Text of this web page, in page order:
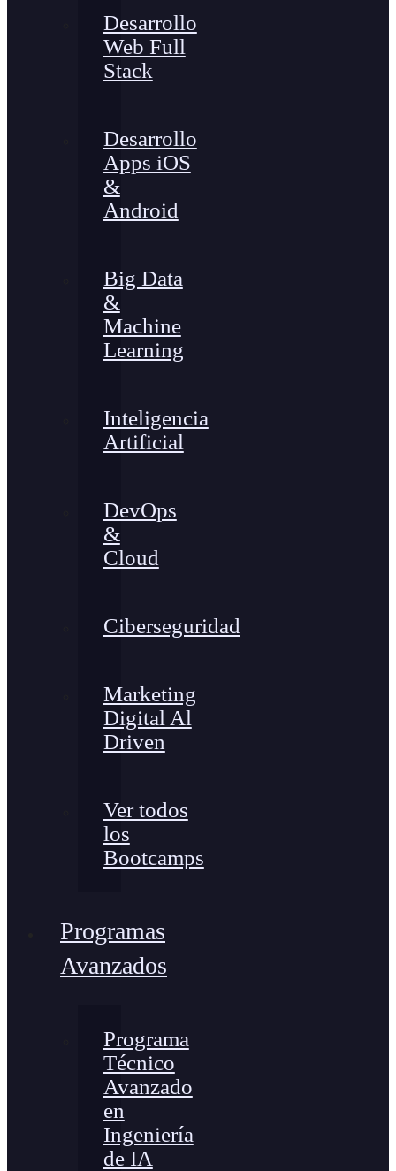
Desarrollo
Web Full
Stack
Desarrollo
Apps iOS
&
Android
Big Data
&
Machine
Learning
Inteligencia
Artificial
DevOps
&
Cloud
Ciberseguridad
Marketing
Digital Al
Driven
Ver todos
los
Bootcamps
Programas
Avanzados
Programa
Técnico
Avanzado
en
Ingeniería
de IA